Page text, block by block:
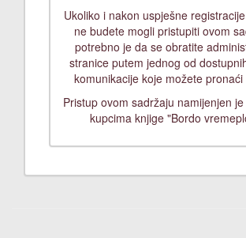
Ukoliko i nakon uspješne
ne budete mogli pristupiti ovom
potrebno je da se obratite
stranice putem jednog od
komunikacije koje možete pronaći
Pristup ovom sadržaju namijenjen
kupcima knjige "Bordo